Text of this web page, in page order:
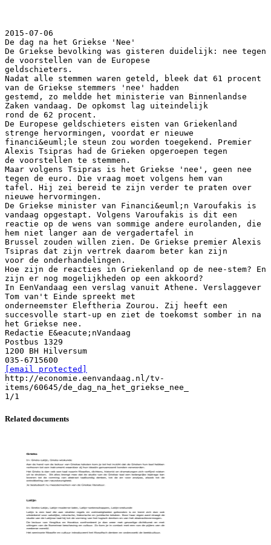
2015-07-06
De dag na het Griekse 'Nee'
De Griekse bevolking was gisteren duidelijk: nee tegen
de voorstellen van de Europese
geldschieters.
Nadat alle stemmen waren geteld, bleek dat 61 procent
van de Griekse stemmers 'nee' hadden
gestemd, zo meldde het ministerie van Binnenlandse
Zaken vandaag. De opkomst lag uiteindelijk
rond de 62 procent.
De Europese geldschieters eisten van Griekenland
strenge hervormingen, voordat er nieuwe
financi&euml;le steun zou worden toegekend. Premier
Alexis Tsipras had de Grieken opgeroepen tegen
de voorstellen te stemmen.
Maar volgens Tsipras is het Griekse 'nee', geen nee
tegen de euro. Die vraag moet volgens hem van
tafel. Hij zei bereid te zijn verder te praten over
nieuwe hervormingen.
De Griekse minister van Financi&euml;n Varoufakis is
vandaag opgestapt. Volgens Varoufakis is dit een
reactie op de wens van sommige andere eurolanden, die
hem niet langer aan de vergadertafel in
Brussel zouden willen zien. De Griekse premier Alexis
Tsipras dat zijn vertrek daarom beter kan zijn
voor de onderhandelingen.
Hoe zijn de reacties in Griekenland op de nee-stem? En
zijn er nog mogelijkheden op een akkoord?
In EenVandaag een verslag vanuit Athene. Verslaggever
Tom van't Einde spreekt met
onderneemster Eleftheria Zourou. Zij heeft een
succesvolle start-up en ziet de toekomst somber in na
het Griekse nee.
Redactie E&eacute;nVandaag
Postbus 1329
1200 BH Hilversum
[email protected]
http://economie.eenvandaag.nl/tv-
items/60645/de_dag_na_het_griekse_nee_
Related documents